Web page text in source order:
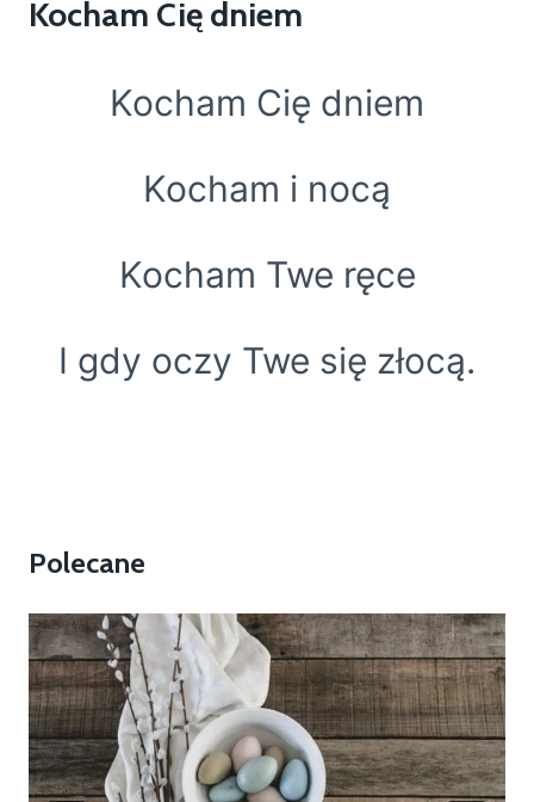
Kocham Cię dniem
Kocham Cię dniem
Kocham i nocą
Kocham Twe ręce
I gdy oczy Twe się złocą.
Polecane